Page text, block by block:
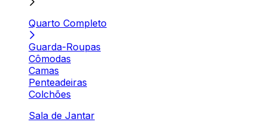
Quarto Completo
Guarda-Roupas
Cômodas
Camas
Penteadeiras
Colchões
Sala de Jantar